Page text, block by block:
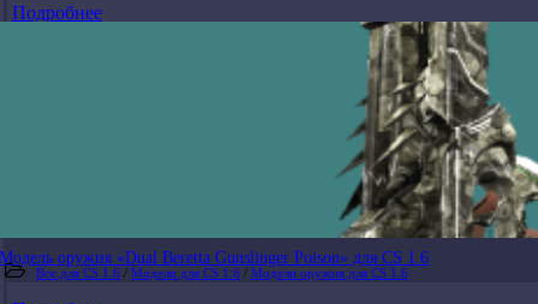
Подробнее
Модель оружия «Dual Beretta Gunslinger Poison» для CS 1.6
Все для CS 1.6 / Модели для CS 1.6 / Модели оружия для CS 1.6